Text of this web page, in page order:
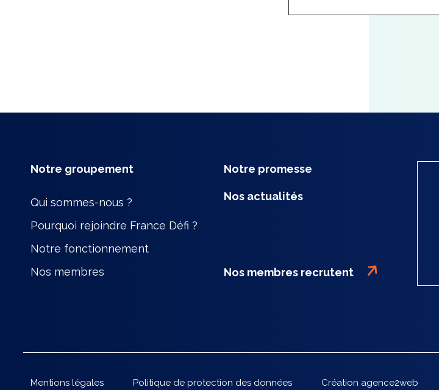
Notre groupement
Qui sommes-nous ?
Pourquoi rejoindre France Défi ?
Notre fonctionnement
Nos membres
Notre promesse
Nos actualités
Nos membres recrutent
Mentions légales Politique de protection des données Création agence2web